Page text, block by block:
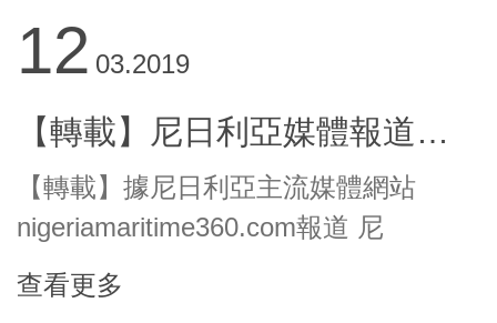
12 03.2019
【轉載】尼日利亞媒體報道：CSTG與PSSA合作促進尼日利亞安保行業變革
【轉載】據尼日利亞主流媒體網站
nigeriamaritime360.com報道 尼
Perceival Agencies有限公司旗下子公司
Perceival Security and Safety Agen...
查看更多